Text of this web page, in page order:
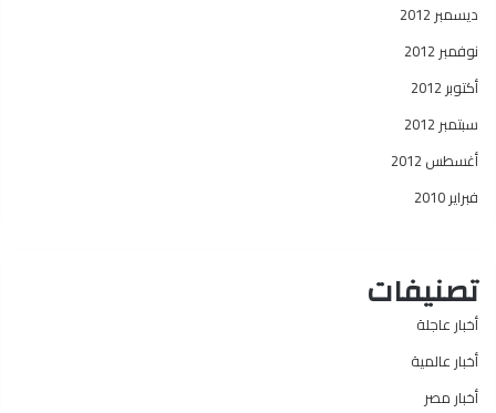
ديسمبر 2012
نوفمبر 2012
أكتوبر 2012
سبتمبر 2012
أغسطس 2012
فبراير 2010
تصنيفات
أخبار عاجلة
أخبار عالمية
أخبار مصر